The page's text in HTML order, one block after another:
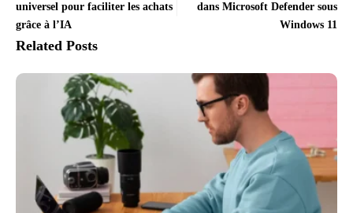
universel pour faciliter les achats
grâce à l’IA
dans Microsoft Defender sous
Windows 11
Related Posts